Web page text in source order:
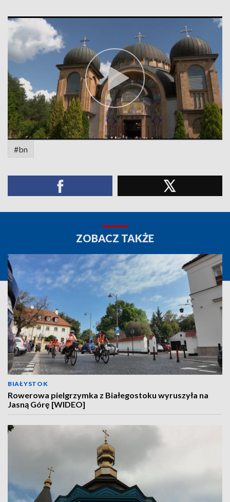
#bn
ZOBACZ TAKŻE
BIAŁYSTOK
Rowerowa pielgrzymka z Białegostoku wyruszyła na
Jasną Górę [WIDEO]